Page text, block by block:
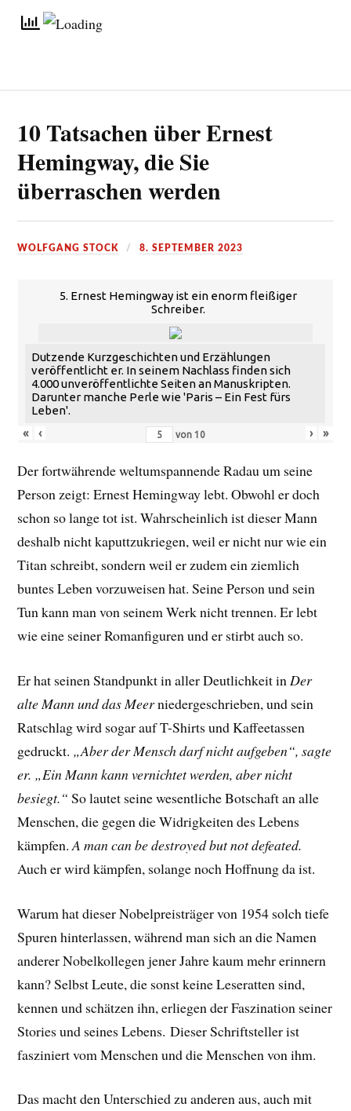
10 Tatsachen über Ernest
Hemingway, die Sie
überraschen werden
WOLFGANG STOCK 8. SEPTEMBER 2023
5. Ernest Hemingway ist ein enorm fleißiger
Schreiber.
Dutzende Kurzgeschichten und Erzählungen
veröffentlicht er. In seinem Nachlass finden sich
4.000 unveröffentlichte Seiten an Manuskripten.
Darunter manche Perle wie 'Paris – Ein Fest fürs
Leben'.
«
‹ von 10 › »
Der fortwährende weltumspannende Radau um seine
Person zeigt: Ernest Hemingway lebt. Obwohl er doch
schon so lange tot ist. Wahrscheinlich ist dieser Mann
deshalb nicht kaputtzukriegen, weil er nicht nur wie ein
Titan schreibt, sondern weil er zudem ein ziemlich
buntes Leben vorzuweisen hat. Seine Person und sein
Tun kann man von seinem Werk nicht trennen. Er lebt
wie eine seiner Romanfiguren und er stirbt auch so.
Er hat seinen Standpunkt in aller Deutlichkeit in Der
alte Mann und das Meerniedergeschrieben, und sein
Ratschlag wird sogar auf T-Shirts und Kaffeetassen
gedruckt. „Aber der Mensch darf nicht aufgeben“, sagte
er. „Ein Mann kann vernichtet werden, aber nicht
besiegt.“So lautet seine wesentliche Botschaft an alle
Menschen, die gegen die Widrigkeiten des Lebens
kämpfen. A man can be destroyed but not defeated.
Auch er wird kämpfen, solange noch Hoffnung da ist.
Warum hat dieser Nobelpreisträger von 1954 solch tiefe
Spuren hinterlassen, während man sich an die Namen
anderer Nobelkollegen jener Jahre kaum mehr erinnern
kann? Selbst Leute, die sonst keine Leseratten sind,
kennen und schätzen ihn, erliegen der Faszination seiner
Stories und seines Lebens. Dieser Schriftsteller ist
fasziniert vom Menschen und die Menschen von ihm.
Das macht den Unterschied zu anderen aus, auch mit